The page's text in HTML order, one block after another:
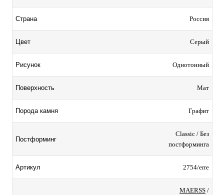
Страна Россия
Цвет Серый
Рисунок Однотонный
Поверхность Мат
Порода камня Графит
Постформинг
Classic / Без
постформинга
Артикул 2754/erre
MAERSS /